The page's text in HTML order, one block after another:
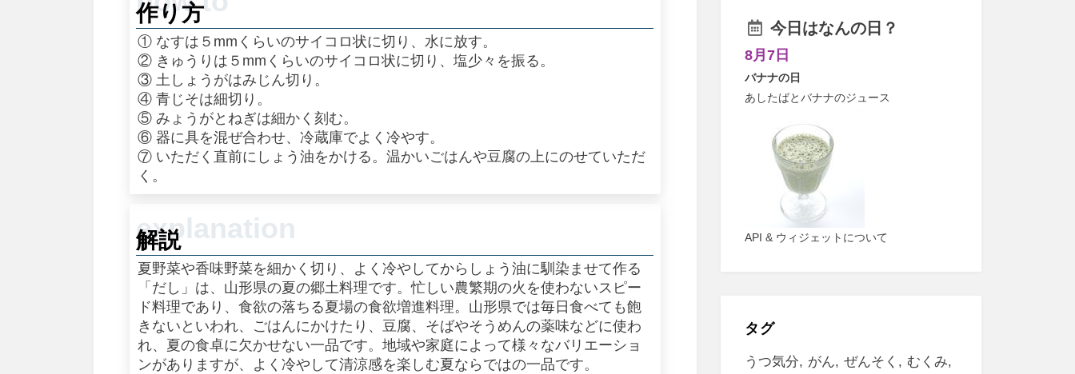
作り方
① なすは５mmくらいのサイコロ状に切り、水に放す。
② きゅうりは５mmくらいのサイコロ状に切り、塩少々を振る。
③ 土しょうがはみじん切り。
④ 青じそは細切り。
⑤ みょうがとねぎは細かく刻む。
⑥ 器に具を混ぜ合わせ、冷蔵庫でよく冷やす。
⑦ いただく直前にしょう油をかける。温かいごはんや豆腐の上にのせていただ
く。
解説
夏野菜や香味野菜を細かく切り、よく冷やしてからしょう油に馴染ませて作る
「だし」は、山形県の夏の郷土料理です。忙しい農繁期の火を使わないスピー
ド料理であり、食欲の落ちる夏場の食欲増進料理。山形県では毎日食べても飽
きないといわれ、ごはんにかけたり、豆腐、そばやそうめんの薬味などに使わ
れ、夏の食卓に欠かせない一品です。地域や家庭によって様々なバリエーショ
ンがありますが、よく冷やして清涼感を楽しむ夏ならではの一品です。
今日はなんの日？
8月7日
バナナの日
あしたばとバナナのジュース
API & ウィジェットについて
タグ
うつ気分 がん ぜんそく
むくみ